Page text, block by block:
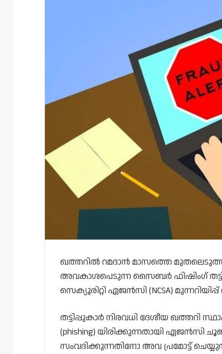
ഖത്തറിൽ റമദാൻ മാസത്തെ
അവകാശപെടുന്ന സൈബർ ഫിഷിംഗ്
സെക്യൂരിറ്റി ഏജൻസി (NCSA)
തട്ടിപ്പുകാർ നിരവധി ദേശീയ ഖത്തറി
(phishing) യിരിക്കുന്നതായി ഏജൻസി
സംവദിക്കുന്നതിനോ അവ പ്രമോട്ട്